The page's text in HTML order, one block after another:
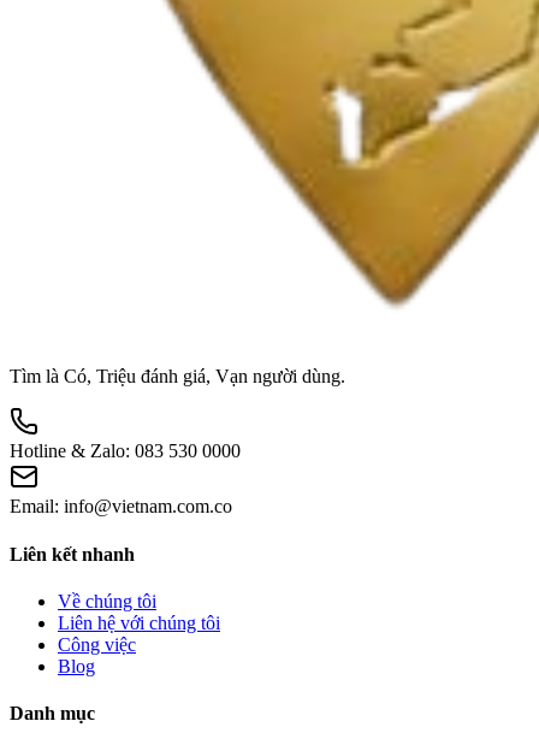
Tìm là Có, Triệu đánh giá, Vạn người dùng.
Hotline & Zalo: 083 530 0000
Email: info@vietnam.com.co
Liên kết nhanh
Về chúng tôi
Liên hệ với chúng tôi
Công việc
Blog
Danh mục